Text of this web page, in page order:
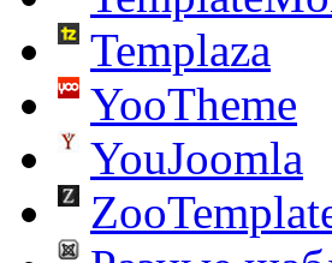
Templaza
YooTheme
YouJoomla